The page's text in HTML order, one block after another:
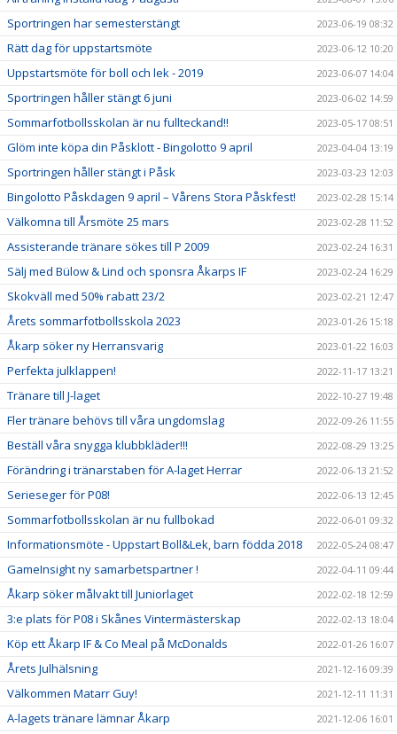
Sportringen har semesterstängt 2023-06-19 08:32
Rätt dag för uppstartsmöte 2023-06-12 10:20
Uppstartsmöte för boll och lek - 2019 2023-06-07 14:04
Sportringen håller stängt 6 juni 2023-06-02 14:59
Sommarfotbollsskolan är nu fullteckand!! 2023-05-17 08:51
Glöm inte köpa din Påsklott - Bingolotto 9 april 2023-04-04 13:19
Sportringen håller stängt i Påsk 2023-03-23 12:03
Bingolotto Påskdagen 9 april – Vårens Stora Påskfest! 2023-02-28 15:14
Välkomna till Årsmöte 25 mars 2023-02-28 11:52
Assisterande tränare sökes till P 2009 2023-02-24 16:31
Sälj med Bülow & Lind och sponsra Åkarps IF 2023-02-24 16:29
Skokväll med 50% rabatt 23/2 2023-02-21 12:47
Årets sommarfotbollsskola 2023 2023-01-26 15:18
Åkarp söker ny Herransvarig 2023-01-22 16:03
Perfekta julklappen! 2022-11-17 13:21
Tränare till J-laget 2022-10-27 19:48
Fler tränare behövs till våra ungdomslag 2022-09-26 11:55
Beställ våra snygga klubbkläder!!! 2022-08-29 13:25
Förändring i tränarstaben för A-laget Herrar 2022-06-13 21:52
Serieseger för P08! 2022-06-13 12:45
Sommarfotbollsskolan är nu fullbokad 2022-06-01 09:32
Informationsmöte - Uppstart Boll&Lek, barn födda 2018 2022-05-24 08:47
GameInsight ny samarbetspartner ! 2022-04-11 09:44
Åkarp söker målvakt till Juniorlaget 2022-02-18 12:59
3:e plats för P08 i Skånes Vintermästerskap 2022-02-13 18:04
Köp ett Åkarp IF & Co Meal på McDonalds 2022-01-26 16:07
Årets Julhälsning 2021-12-16 09:39
Välkommen Matarr Guy! 2021-12-11 11:31
A-lagets tränare lämnar Åkarp 2021-12-06 16:01